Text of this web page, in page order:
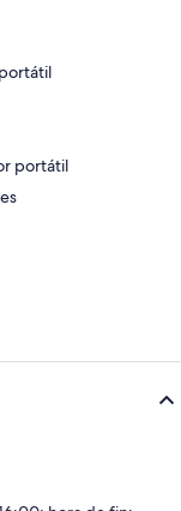
portátil